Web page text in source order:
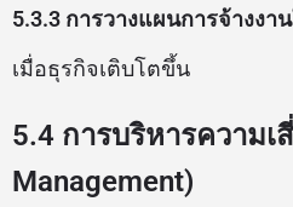
5.3.3 การวางแผนการจ้างงา
เมื่อธุรกิจเติบโตขึ้น
5.4 การบริหารความเ
Management)